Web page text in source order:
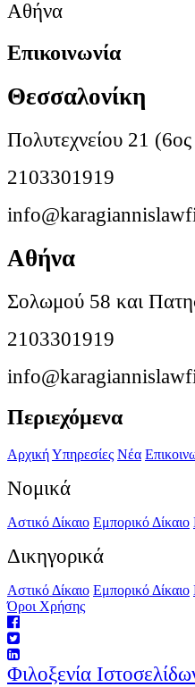
Αθήνα
Επικοινωνία
Θεσσαλονίκη
Πολυτεχνείου 21
2103301919
Αθήνα
Σολωμού 58 και
2103301919
Περιεχόμενα
ΑρχικήΥπηρεσίες Νέα
Νομικά
Αστικό Δίκαιο Εμπορικό Δίκαιο
Δικηγορικά
Αστικό Δίκαιο Εμπορικό Δίκαιο
Όροι Χρήσης
Φιλοξενία